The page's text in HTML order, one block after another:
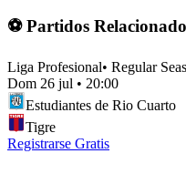
⚽ Partidos
Liga Profesional• Regular
Dom 26 jul • 20:00
Estudiantes de Rio Cuarto
Tigre
Registrarse Gratis